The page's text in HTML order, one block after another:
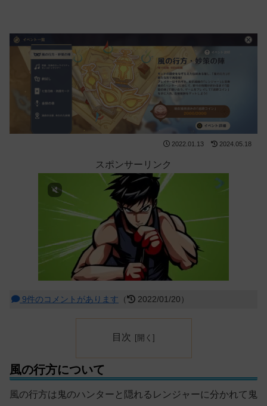
2022.01.13 2024.05.18
スポンサーリンク
9件のコメントがあります （ 2022/01/20）
目次
風の行方について
風の行方は鬼のハンターと隠れるレンジャーに分かれて鬼